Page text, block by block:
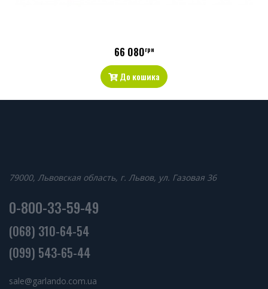
66 080грн
До кошика
79000, Львовская область, г. Львов, ул. Газовая 36
0-800-33-59-49
(068) 310-64-54
(099) 543-65-44
sale@garlando.com.ua